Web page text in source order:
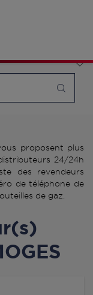
vente (revendeur /
gaz ou station GPL
proposent plus
24/24h
des revendeurs
de téléphone de
de gaz.